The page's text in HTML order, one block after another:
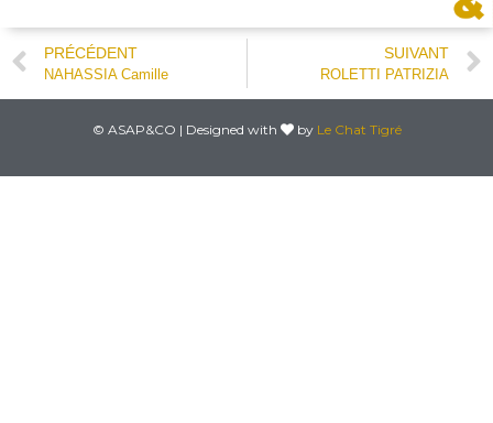
PRÉCÉDENT
NAHASSIA Camille
SUIVANT
ROLETTI PATRIZIA
© ASAP&CO | Designed with by Le Chat Tigré